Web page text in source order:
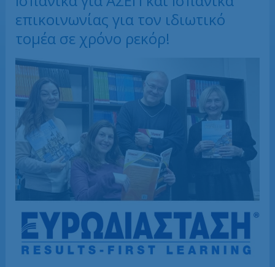
επικοινωνίας για τον ιδιωτικό
τομέα σε χρόνο ρεκόρ!